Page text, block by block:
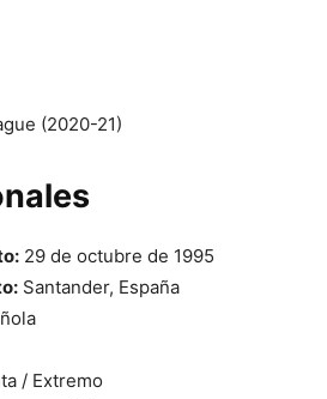
(2020-21)
29 de octubre de 1995
Santander, España
/ Extremo